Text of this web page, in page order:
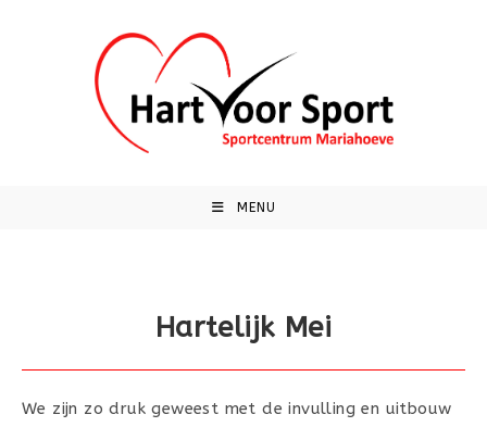
MENU
Hartelijk Mei
We zijn zo druk geweest met de invulling en uitbouw